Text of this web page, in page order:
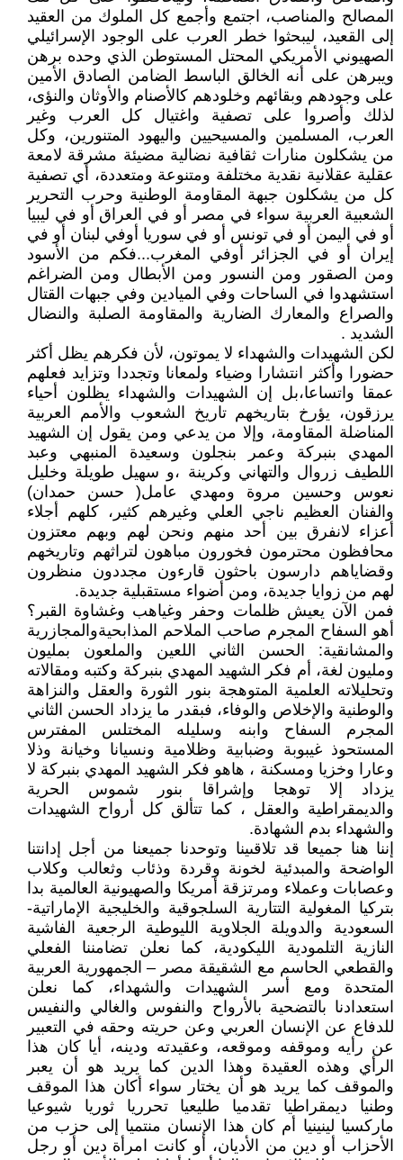
المصالح والمناصب، اجتمع وأجمع كل الملوك من العقيد
إلى القعيد، ليبحثوا خطر العرب على الوجود الإسرائيلي
الصهيوني الأمريكي المحتل المستوطن الذي وحده برهن
ويبرهن على أنه الخالق الباسط الضامن الصادق الأمين
على وجودهم وبقائهم وخلودهم كالأصنام والأوثان والنؤى،
لذلك وأصروا على تصفية واغتيال كل العرب وغير
العرب، المسلمين والمسيحيين واليهود المتنورين، وكل
من يشكلون منارات ثقافية نضالية مضيئة مشرقة لامعة
عقلية عقلانية نقدية مختلفة ومتنوعة ومتعددة، أي تصفية
كل من يشكلون جبهة المقاومة الوطنية وحرب التحرير
الشعبية العربية سواء في مصر أو في العراق أو في ليبيا
أو في اليمن أو في تونس أو في سوريا أوفي لبنان أو في
إيران أو في الجزائر أوفي المغرب...فكم من الأسود
ومن الصقور ومن النسور ومن الأبطال ومن الضراغم
استشهدوا في الساحات وفي الميادين وفي جبهات القتال
والصراع والمعارك الضارية والمقاومة الصلبة والنضال
الشديد .
لكن الشهيدات والشهداء لا يموتون، لأن فكرهم يظل أكثر
حضورا وأكثر انتشارا وضياء ولمعانا وتجددا وتزايد فعلهم
عمقا واتساعا،بل إن الشهيدات والشهداء يظلون أحياء
يرزقون، يؤرخ بتاريخهم تاريخ الشعوب والأمم العربية
المناضلة المقاومة، وإلا من يدعي ومن يقول إن الشهيد
المهدي بنبركة وعمر بنجلون وسعيدة المنبهي وعبد
اللطيف زروال والتهاني وكرينة ،و سهيل طويلة وخليل
نعوس وحسين مروة ومهدي عامل( حسن حمدان)
والفنان العظيم ناجي العلي وغيرهم كثير، كلهم أجلاء
أعزاء لانفرق بين أحد منهم ونحن لهم وبهم معتزون
محافظون محترمون فخورون مباهون لتراثهم وتاريخهم
وقضاياهم دارسون باحثون قارءون مجددون منظرون
لهم من زوايا جديدة، ومن أضواء مستقبلية جديدة.
فمن الآن يعيش ظلمات وحفر وغياهب وغشاوة القبر؟
أهو السفاح المجرم صاحب الملاحم المذابحيةوالمجازرية
والمشانقية: الحسن الثاني اللعين والملعون بمليون
ومليون لغة، أم فكر الشهيد المهدي بنبركة وكتبه ومقالاته
وتحليلاته العلمية المتوهجة بنور الثورة والعقل والنزاهة
والوطنية والإخلاص والوفاء، فبقدر ما يزداد الحسن الثاني
المجرم السفاح وابنه وسليله المختلس المفترس
المستحوذ غيبوبة وضبابية وظلامية ونسيانا وخيانة وذلا
وعارا وخزيا ومسكنة ، هاهو فكر الشهيد المهدي بنبركة لا
يزداد إلا توهجا وإشراقا بنور شموس الحرية
والديمقراطية والعقل ، كما تتألق كل أرواح الشهيدات
والشهداء بدم الشهادة.
إننا هنا جميعا قد تلاقىينا وتوحدنا جميعنا من أجل إدانتنا
الواضحة والمبدئية لخونة وقردة وذئاب وثعالب وكلاب
وعصابات وعملاء ومرتزقة أمريكا والصهيونية العالمية بدا
بتركيا المغولية التتارية السلجوقية والخليجية الإماراتية-
السعودية والدويلة الجلاوية الليوطية الرجعية الفاشية
النازية التلمودية الليكودية، كما نعلن تضامننا الفعلي
والقطعي الحاسم مع الشقيقة مصر – الجمهورية العربية
المتحدة ومع أسر الشهيدات والشهداء، كما نعلن
استعدادنا بالتضحية بالأرواح والنفوس والغالي والنفيس
للدفاع عن الإنسان العربي وعن حريته وحقه في التعبير
عن رأيه وموقفه وموقعه، وعقيدته ودينه، أيا كان هذا
الرأي وهذه العقيدة وهذا الدين كما يريد هو أن يعبر
والموقف كما يريد هو أن يختار سواء أكان هذا الموقف
وطنيا ديمقراطيا تقدميا طليعيا تحرريا ثوريا شيوعيا
ماركسيا لينينيا أم كان هذا الإنسان منتميا إلى حزب من
الأحزاب أو دين من الأديان، أو كانت امرأة دين أو رجل